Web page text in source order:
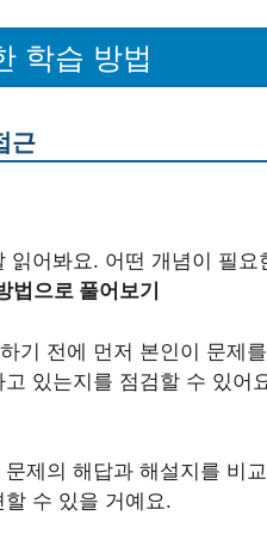
학습 방법
근
읽어봐요. 어떤 개념이 필요
법으로 풀어보기
기 전에 먼저 본인이 문제
고 있는지를 점검할 수 있어
제의 해답과 해설지를 비
수 있을 거예요.